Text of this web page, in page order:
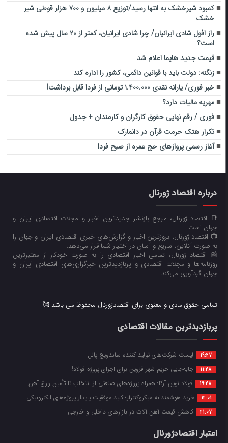
کمبود شیرخشک به انتها رسید/توزیع ۸ میلیون و ۷۰۰ هزار قوطی شیر
خشک
راز افول شادی ایرانیان/ چرا شادی ایرانیان، کمتر از ۲۰ سال پیش شده
است؟
قیمت جدید هایما اعلام شد
زنگنه: دولت باید با قوانین دائمی، کشور را اداره کند
خبر فوری/ یارانه نقدی ۱.۴۰۰.۰۰۰ تومانی از فردا قابل برداشت!
مهریه مالیات دارد؟
فوری / رقم نهایی حقوق کارگران و کارمندان + جدول
تکرار هتک حرمت قرآن در دانمارک
آغاز رسمی پروازهای حج عمره از صبح فردا
درباره اقتصاد ژورنال
📑 اقتصاد ژورنال، مرجع بازنشر جدیدترین اخبار و مجلات اقتصادی ایران و
جهان است.
📺 اقتصاد ژورنال، بروزترین اخبار و گزارش‌های خبری اقتصادی ایران و جهان را
به صورت آنلاین، سریع و آسان در اختیار شما قرار می‌‌دهد.
📰 اقتصاد ژورنال، تمامی اخبار اقتصادی را به صورت خودکار از معتبرترین
روزنامه‌ها و مجلات اقتصادی و پربازدیدترین خبرگزاری‌های اقتصادی ایران و
جهان گردآوری می‌کند.
تمامی حقوق مادی و معنوی برای اقتصادژورنال محفوظ می باشد 🥰
پربازدیدترین مقالات اقتصادی
19:27 لیست شرکت‌های تولید کننده ساندویچ پانل
11:28 جابه‌جایی حریم شهر قزوین برای اجرای پروژه فولاد!
19:28 فولاد نوین آرکا؛ همراه پروژه‌های صنعتی از انتخاب تا تأمین ورق آهن
12:01 خرید هوشمندانه میکروکنترلر؛ کلید موفقیت پایدار پروژه‌های الکترونیکی
21:07 کاهش قیمت آهن آلات در بازارهای داخلی و خارجی
اعتبار اقتصادژورنال